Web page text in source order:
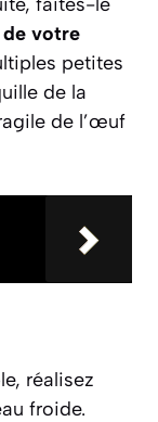
de votre
petites
de la
de l’œuf
réalisez
froide.